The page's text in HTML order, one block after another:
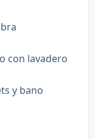
con lavadero
y bano